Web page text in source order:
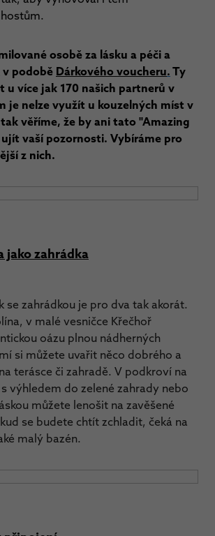
osobě za lásku a péči a
v podobě Dárkového voucheru.Ty
u více jak 170 našich partnerů v
je nelze využít u kouzelných míst v
věříme, že by ani tato "Amazing
ujít vaší pozornosti. Vybíráme pro
z nich.
jako zahrádka
se zahrádkou je pro dva tak akorát.
v malé vesničce Křečhoř
oázu plnou nádherných
si můžete uvařit něco dobrého a
terásce či zahradě. V podkroví na
výhledem do zelené zahrady nebo
můžete lenošit na zavěšené
se budete chtít zchladit, čeká na
malý bazén.